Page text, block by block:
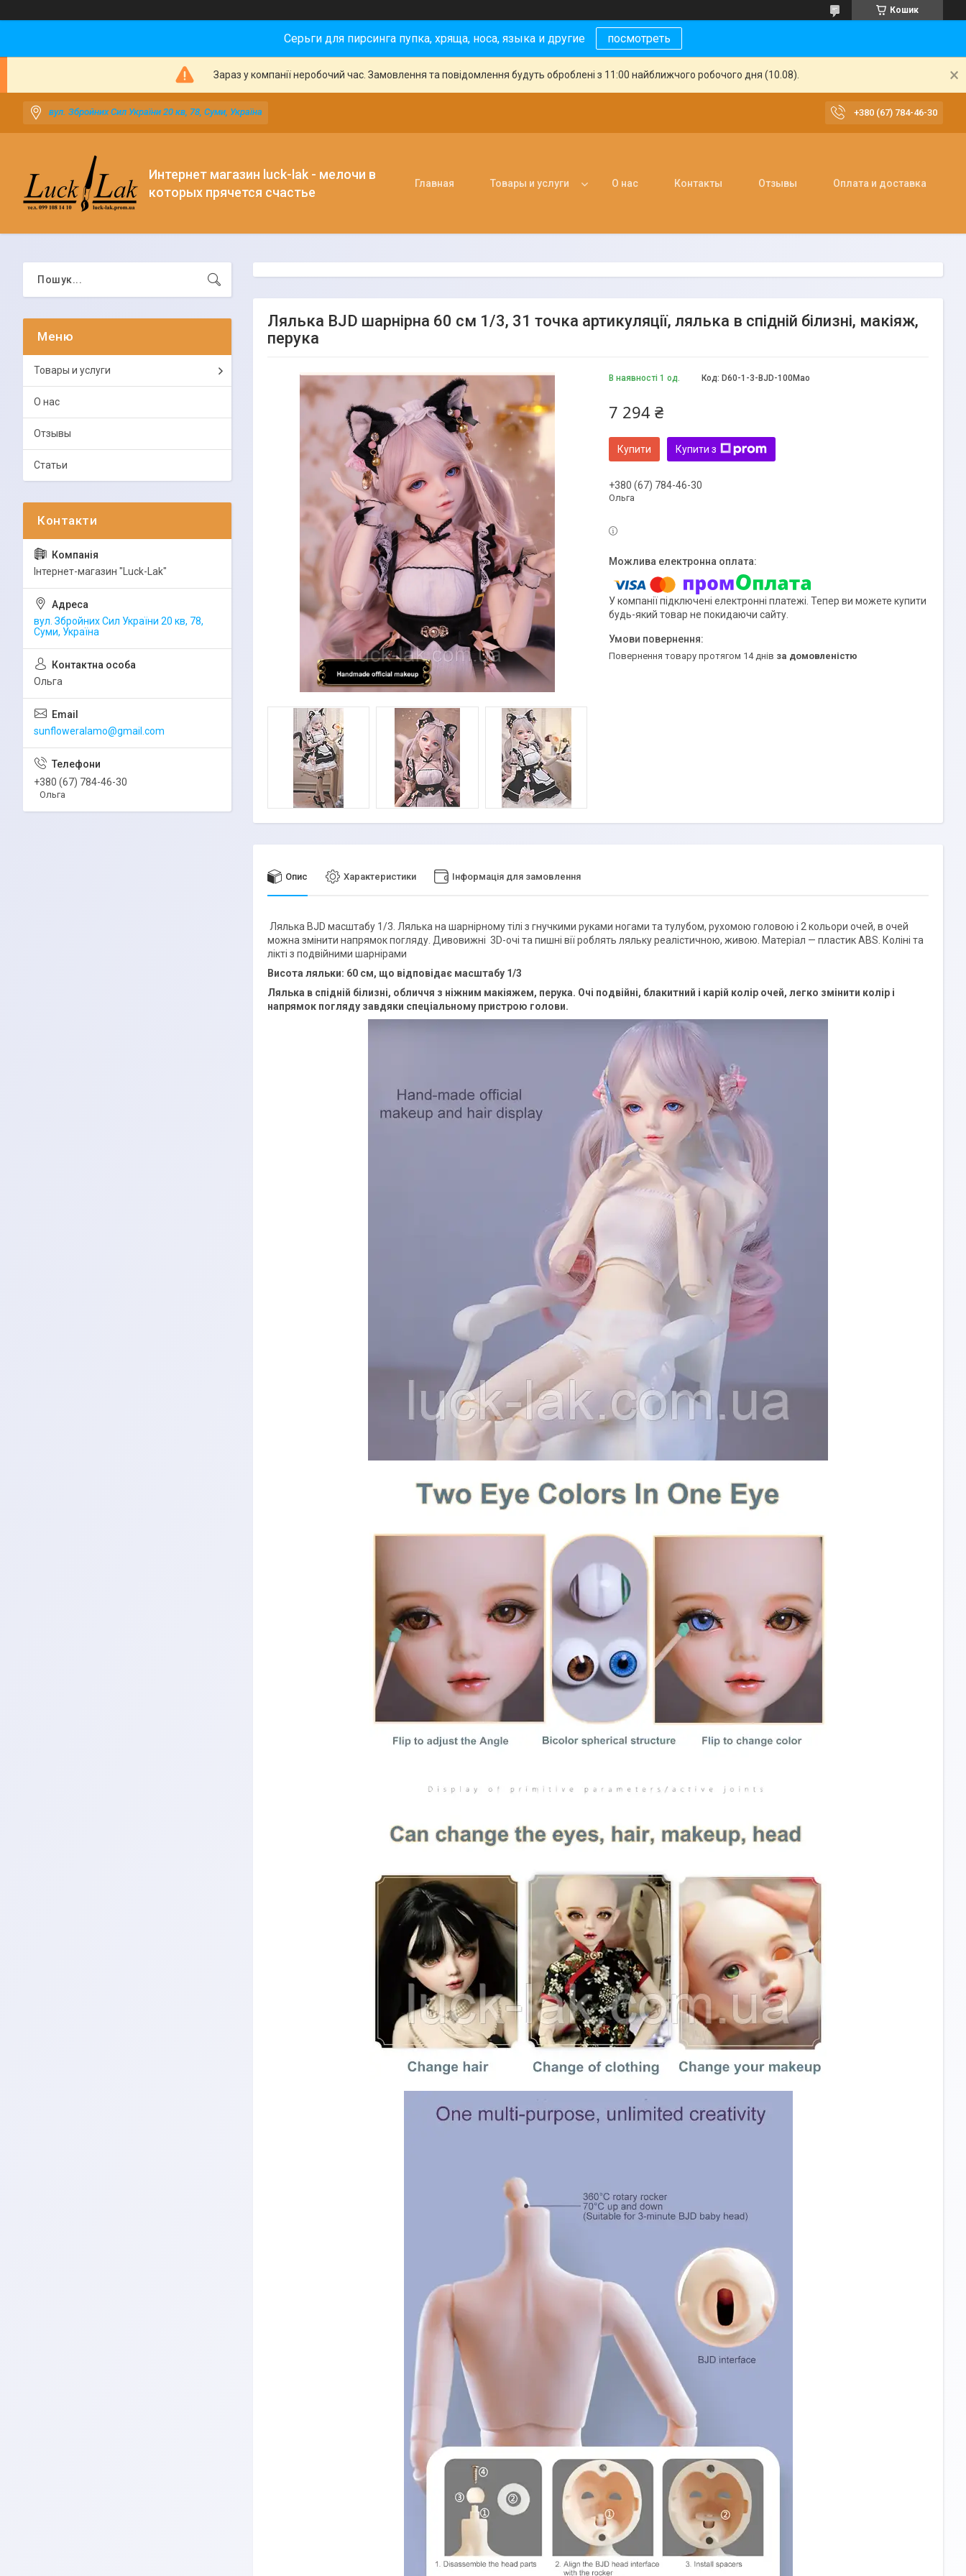
Кошик
Серьги для пирсинга пупка, хряща, носа, языка и другие посмотреть
Зараз у компанії неробочий час. Замовлення та повідомлення будуть оброблені з 11:00 найближчого робочого дня (10.08).
вул. Збройних Сил України 20 кв, 78, Суми, Україна +380 (67) 784-46-30
Интернет магазин luck-lak - мелочи в
которых прячется счастье
Главная Товары и услуги О нас Контакты Отзывы Оплата и доставка
Лялька BJD шарнірна 60 см 1/3, 31 точка артикуляції, лялька в спідній білизні, макіяж,
перука
В наявності 1 од. Код: D60-1-3-BJD-100Mao
7 294 ₴
Купити Купити з
+380 (67) 784-46-30
Ольга
У компанії підключені електронні платежі. Тепер ви можете купити
будь-який товар не покидаючи сайту.
повернення товару протягом 14 днів за домовленістю
Опис Характеристики Інформація для замовлення
Лялька BJD масштабу 1/3. Лялька на шарнірному тілі з гнучкими руками ногами та тулубом, рухомою головою і 2 кольори очей, в очей
можна змінити напрямок погляду. Дивовижні 3D-очі та пишні вії роблять ляльку реалістичною, живою. Матеріал — пластик ABS. Коліні та
лікті з подвійними шарнірами
Висота ляльки: 60 см, що відповідає масштабу 1/3
Лялька в спідній білизні, обличчя з ніжним макіяжем, перука. Очі подвійні, блакитний і карій колір очей, легко змінити колір і
напрямок погляду завдяки спеціальному пристрою голови.
Товары и услуги
О нас
Отзывы
Статьи
Інтернет-магазин "Luck-Lak"
вул. Збройних Сил України 20 кв, 78,
Суми, Україна
Ольга
sunfloweralamo@gmail.com
+380 (67) 784-46-30
Ольга